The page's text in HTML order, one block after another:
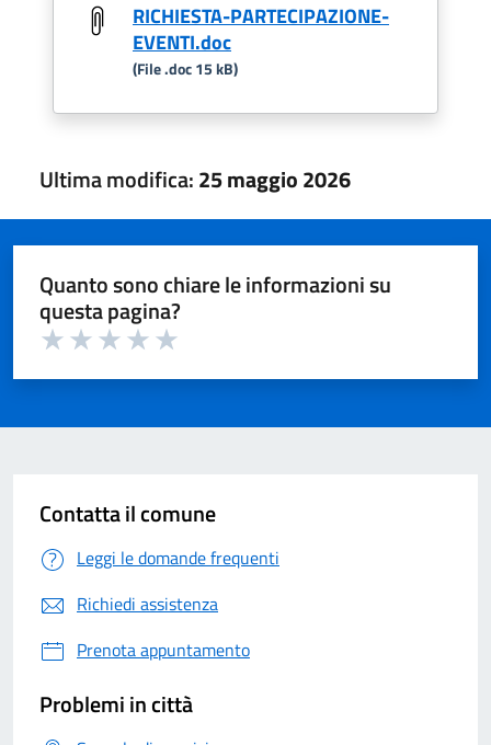
RICHIESTA-PARTECIPAZIONE-
EVENTI.doc
(File .doc 15 kB)
Ultima modifica:25 maggio 2026
Quanto sono chiare le informazioni su
questa pagina?
Contatta il comune
Leggi le domande frequenti
Richiedi assistenza
Prenota appuntamento
Problemi in città